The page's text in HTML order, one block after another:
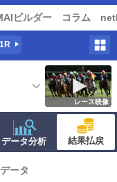
ビルダー コラム
レース映像
データ分析 結果払戻
ータ